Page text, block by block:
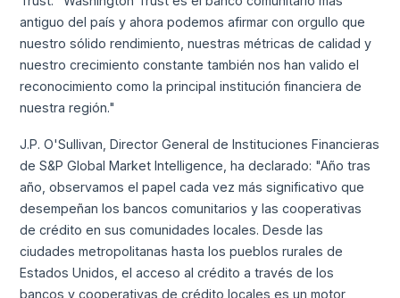
antiguo del país y ahora podemos afirmar con orgullo que
nuestro sólido rendimiento, nuestras métricas de calidad y
nuestro crecimiento constante también nos han valido el
reconocimiento como la principal institución financiera de
nuestra región."
J.P. O'Sullivan, Director General de Instituciones Financieras
de S&P Global Market Intelligence, ha declarado: "Año tras
año, observamos el papel cada vez más significativo que
desempeñan los bancos comunitarios y las cooperativas
de crédito en sus comunidades locales. Desde las
ciudades metropolitanas hasta los pueblos rurales de
Estados Unidos, el acceso al crédito a través de los
bancos y cooperativas de crédito locales es un motor